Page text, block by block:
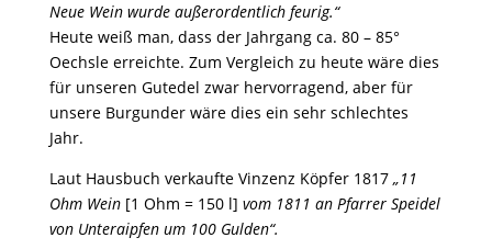
Neue Wein wurde außerordentlich feurig.“
Heute weiß man, dass der Jahrgang ca. 80 – 85°
Oechsle erreichte. Zum Vergleich zu heute wäre dies
für unseren Gutedel zwar hervorragend, aber für
unsere Burgunder wäre dies ein sehr schlechtes
Jahr.
Laut Hausbuch verkaufte Vinzenz Köpfer 1817 „11
Ohm Wein [1 Ohm = 150 l] vom 1811 an Pfarrer Speidel
von Unteraipfen um 100 Gulden“.